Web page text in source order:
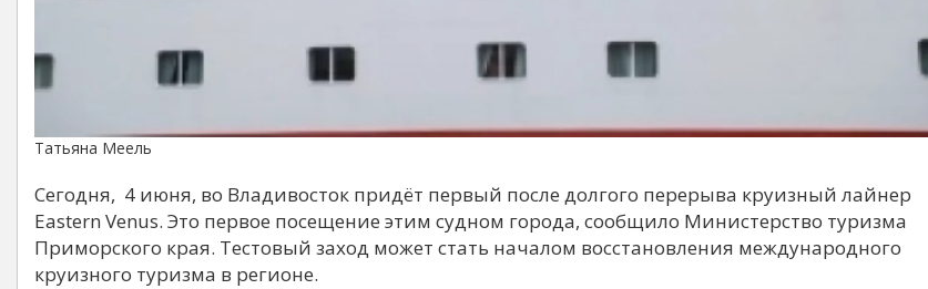
Татьяна Меель
Сегодня, 4 июня, во Владивосток придёт первый после долгого перерыва круизный лайнер
Eastern Venus. Это первое посещение этим судном города, сообщило Министерство туризма
Приморского края. Тестовый заход может стать началом восстановления международного
круизного туризма в регионе.